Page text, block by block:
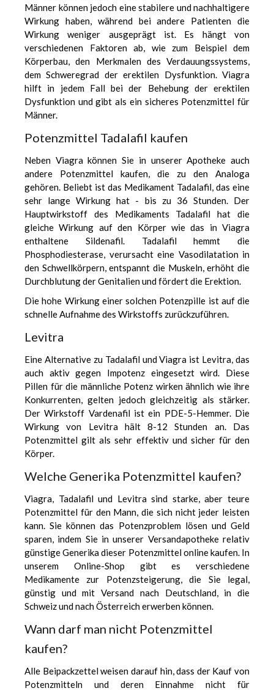
Männer können jedoch eine stabilere und nachhaltigere
Wirkung haben, während bei andere Patienten die
Wirkung weniger ausgeprägt ist. Es hängt von
verschiedenen Faktoren ab, wie zum Beispiel dem
Körperbau, den Merkmalen des Verdauungssystems,
dem Schweregrad der erektilen Dysfunktion. Viagra
hilft in jedem Fall bei der Behebung der erektilen
Dysfunktion und gibt als ein sicheres Potenzmittel für
Männer.
Potenzmittel Tadalafil kaufen
Neben Viagra können Sie in unserer Apotheke auch
andere Potenzmittel kaufen, die zu den Analoga
gehören. Beliebt ist das Medikament Tadalafil, das eine
sehr lange Wirkung hat - bis zu 36 Stunden. Der
Hauptwirkstoff des Medikaments Tadalafil hat die
gleiche Wirkung auf den Körper wie das in Viagra
enthaltene Sildenafil. Tadalafil hemmt die
Phosphodiesterase, verursacht eine Vasodilatation in
den Schwellkörpern, entspannt die Muskeln, erhöht die
Durchblutung der Genitalien und fördert die Erektion.
Die hohe Wirkung einer solchen Potenzpille ist auf die
schnelle Aufnahme des Wirkstoffs zurückzuführen.
Levitra
Eine Alternative zu Tadalafil und Viagra ist Levitra, das
auch aktiv gegen Impotenz eingesetzt wird. Diese
Pillen für die männliche Potenz wirken ähnlich wie ihre
Konkurrenten, gelten jedoch gleichzeitig als stärker.
Der Wirkstoff Vardenafil ist ein PDE-5-Hemmer. Die
Wirkung von Levitra hält 8-12 Stunden an. Das
Potenzmittel gilt als sehr effektiv und sicher für den
Körper.
Welche Generika Potenzmittel kaufen?
Viagra, Tadalafil und Levitra sind starke, aber teure
Potenzmittel für den Mann, die sich nicht jeder leisten
kann. Sie können das Potenzproblem lösen und Geld
sparen, indem Sie in unserer Versandapotheke relativ
günstige Generika dieser Potenzmittel online kaufen. In
unserem Online-Shop gibt es verschiedene
Medikamente zur Potenzsteigerung, die Sie legal,
günstig und mit Versand nach Deutschland, in die
Schweiz und nach Österreich erwerben können.
Wann darf man nicht Potenzmittel
kaufen?
Alle Beipackzettel weisen darauf hin, dass der Kauf von
Potenzmitteln und deren Einnahme nicht für